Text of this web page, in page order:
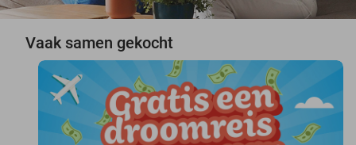
Vaak samen gekocht